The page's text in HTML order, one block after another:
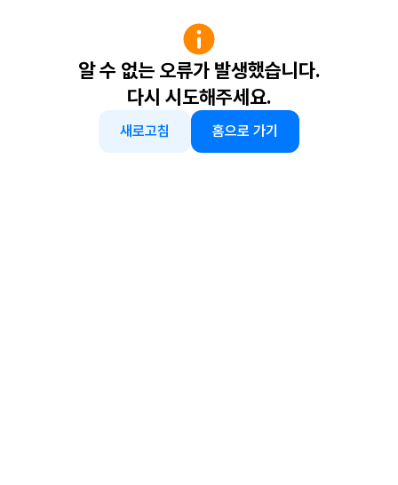
알 수 없는 오류가 발생했습니다.
다시 시도해주세요.
새로고침 홈으로 가기